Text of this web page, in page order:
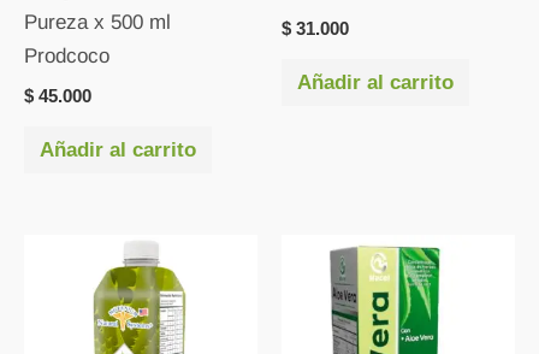
Pureza x 500 ml
Prodcoco
$ 45.000
Añadir al carrito
$ 31.000
Añadir al carrito